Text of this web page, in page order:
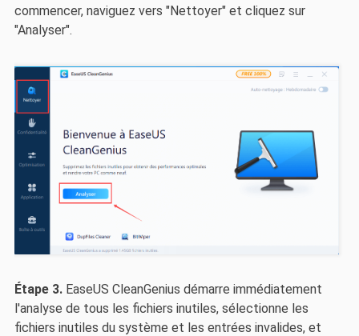
commencer, naviguez vers "Nettoyer" et cliquez sur
"Analyser".
Étape 3.EaseUS CleanGenius démarre immédiatement
l'analyse de tous les fichiers inutiles, sélectionne les
fichiers inutiles du système et les entrées invalides, et